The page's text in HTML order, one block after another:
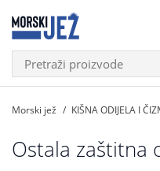
Morski jež KIŠNA ODIJELA I
Ostala zaštitna